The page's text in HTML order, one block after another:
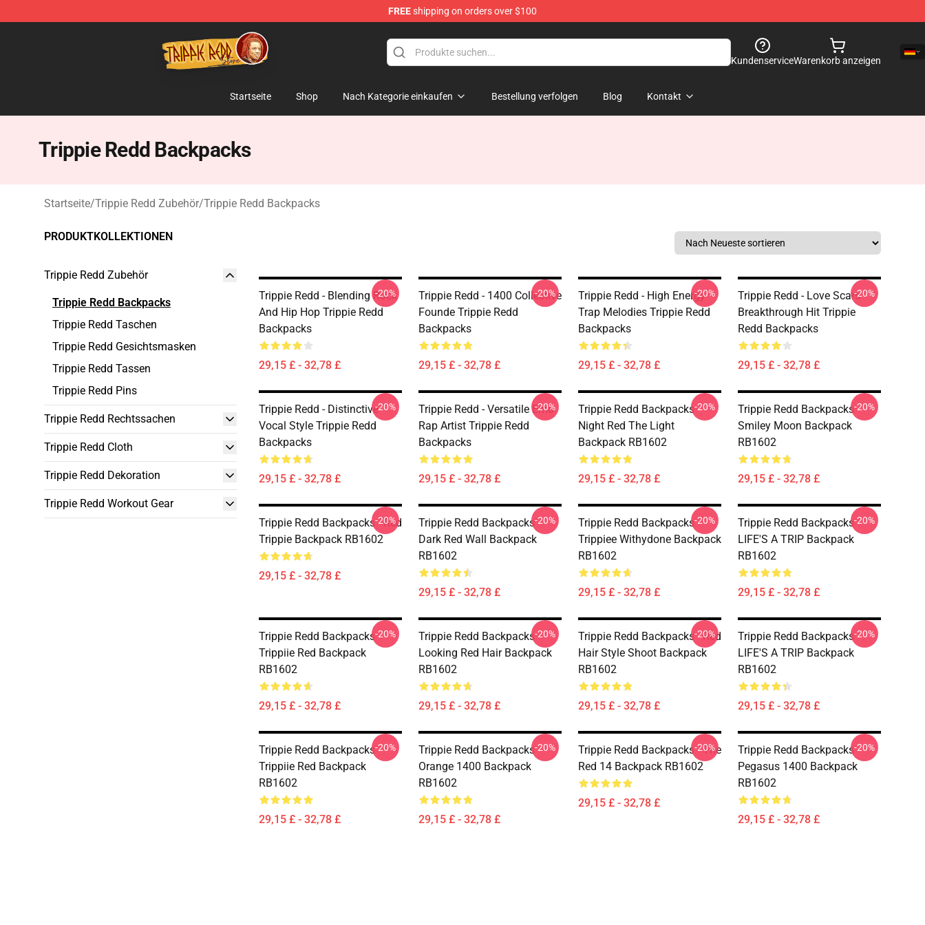
FREEshipping on orders over $100
Trippie Redd Store - Official Trippie Redd Merchandise Shop
KundenserviceWarenkorb anzeigen
Startseite Shop Nach Kategorie einkaufen Bestellung verfolgen Blog Kontakt
Trippie Redd Backpacks
Startseite/Trippie Redd Zubehör/Trippie Redd Backpacks
PRODUKTKOLLEKTIONEN
Trippie Redd Zubehör
Trippie Redd Backpacks
Trippie Redd Taschen
Trippie Redd Gesichtsmasken
Trippie Redd Tassen
Trippie Redd Pins
Trippie Redd Rechtssachen
Trippie Redd Cloth
Trippie Redd Dekoration
Trippie Redd Workout Gear
Trippie Redd - Blending Rock
And Hip Hop Trippie Redd
Backpacks
29,15 £ - 32,78 £
-20%
Trippie Redd - 1400 Collective
Founde Trippie Redd
Backpacks
29,15 £ - 32,78 £
-20%
Trippie Redd - High Energy
Trap Melodies Trippie Redd
Backpacks
29,15 £ - 32,78 £
-20%
Trippie Redd - Love Scars
Breakthrough Hit Trippie
Redd Backpacks
29,15 £ - 32,78 £
-20%
Trippie Redd - Distinctive
Vocal Style Trippie Redd
Backpacks
29,15 £ - 32,78 £
-20%
Trippie Redd - Versatile Emo
Rap Artist Trippie Redd
Backpacks
29,15 £ - 32,78 £
-20%
Trippie Redd Backpacks -
Night Red The Light
Backpack RB1602
29,15 £ - 32,78 £
-20%
Trippie Redd Backpacks -
Smiley Moon Backpack
RB1602
29,15 £ - 32,78 £
-20%
Trippie Redd Backpacks - Red
Trippie Backpack RB1602
29,15 £ - 32,78 £
-20%
Trippie Redd Backpacks -
Dark Red Wall Backpack
RB1602
29,15 £ - 32,78 £
-20%
Trippie Redd Backpacks -
Trippiee Withydone Backpack
RB1602
29,15 £ - 32,78 £
-20%
Trippie Redd Backpacks -
LIFE'S A TRIP Backpack
RB1602
29,15 £ - 32,78 £
-20%
Trippie Redd Backpacks -
Trippiie Red Backpack
RB1602
29,15 £ - 32,78 £
-20%
Trippie Redd Backpacks -
Looking Red Hair Backpack
RB1602
29,15 £ - 32,78 £
-20%
Trippie Redd Backpacks - Red
Hair Style Shoot Backpack
RB1602
29,15 £ - 32,78 £
-20%
Trippie Redd Backpacks -
LIFE'S A TRIP Backpack
RB1602
29,15 £ - 32,78 £
-20%
Trippie Redd Backpacks -
Trippiie Red Backpack
RB1602
29,15 £ - 32,78 £
-20%
Trippie Redd Backpacks -
Orange 1400 Backpack
RB1602
29,15 £ - 32,78 £
-20%
Trippie Redd Backpacks - The
Red 14 Backpack RB1602
29,15 £ - 32,78 £
-20%
Trippie Redd Backpacks -
Pegasus 1400 Backpack
RB1602
29,15 £ - 32,78 £
-20%